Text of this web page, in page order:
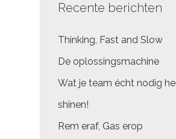
Recente berichten
Thinking, Fast and Slow
De oplossingsmachine
Wat je team écht nodig
shinen!
Rem eraf, Gas erop